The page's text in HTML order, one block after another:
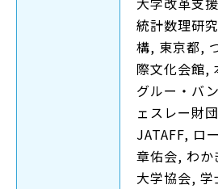
統計数理研
構, 東京都,
際文化会館,
グルー・バ
ェスレー財
JATAFF, ロ
章佑会, わ
大学協会,